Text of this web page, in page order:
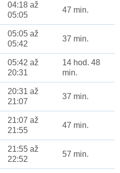
04:18 až
05:05
47 min.
05:05 až
05:42
37 min.
05:42 až
20:31
14 hod. 48
min.
20:31 až
21:07
37 min.
21:07 až
21:55
47 min.
21:55 až
22:52
57 min.